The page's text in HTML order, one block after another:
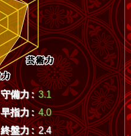
守備力 : 3.1
早指力 : 4.0
終盤力 : 2.4